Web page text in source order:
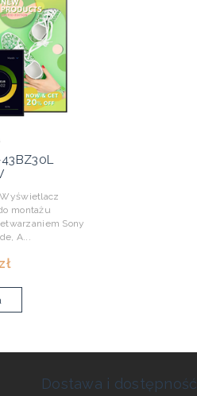
43BZ30L
montażu
Sony
A...
Dostawa i dostępność